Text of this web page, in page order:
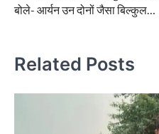
बोले- आर्यन उन दोनों जैसा बिल्कुल…
Related Posts